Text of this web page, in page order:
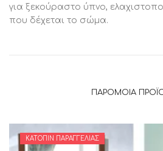
για ξεκούραστο ύπνο,
που δέχεται το σώμα.
ΠΑΡΌΜΟΙΑ
ΚΑΤΌΠΙΝ ΠΑΡΑΓΓΕΛΊΑΣ